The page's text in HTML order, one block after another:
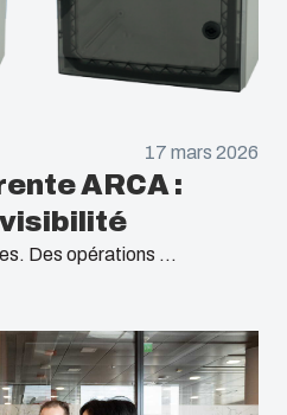
17 mars 2026
ARCA :
Des opérations ...